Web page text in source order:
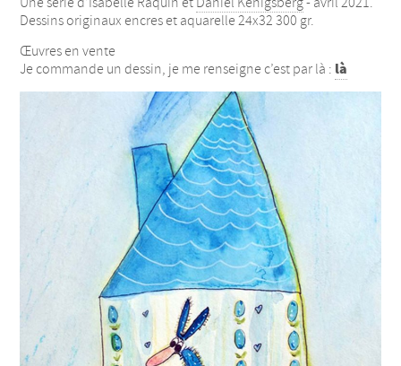
Dessins originaux encres et aquarelle 24x32 300 gr.
Œuvres en vente
Je commande un dessin, je me renseigne c’est par là : là